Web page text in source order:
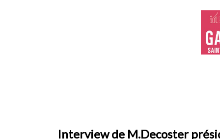
Interview de M.Decoster